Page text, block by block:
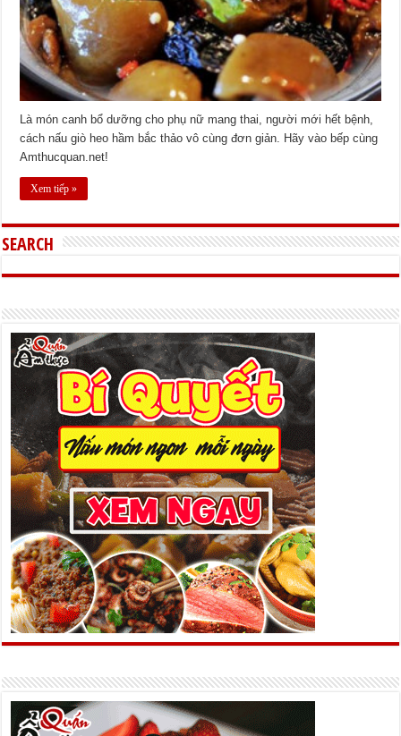
Là món canh bổ dưỡng cho phụ nữ mang thai, người mới hết bệnh,
cách nấu giò heo hầm bắc thảo vô cùng đơn giản. Hãy vào bếp cùng
Amthucquan.net!
Xem tiếp »
SEARCH